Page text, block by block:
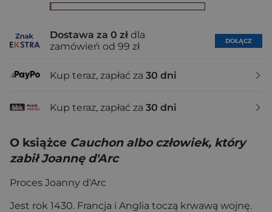
Dostawa za 0 zł dla
zamówień od 99 zł
DOŁĄCZ
Kup teraz, zapłać za 30 dni
Kup teraz, zapłać za 30 dni
O książce Cauchon albo człowiek, który
zabił Joannę d'Arc
Proces Joanny d'Arc
Jest rok 1430. Francja i Anglia toczą krwawą wojnę.